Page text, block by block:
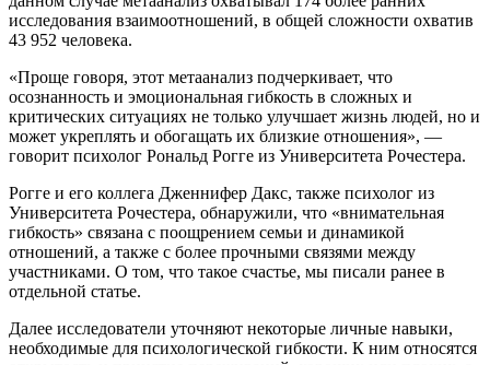
исследования взаимоотношений, в общей сложности охватив
43 952 человека.
«Проще говоря, этот метаанализ подчеркивает, что
осознанность и эмоциональная гибкость в сложных и
критических ситуациях не только улучшает жизнь людей, но и
может укреплять и обогащать их близкие отношения», —
говорит психолог Рональд Рогге из Университета Рочестера.
Рогге и его коллега Дженнифер Дакс, также психолог из
Университета Рочестера, обнаружили, что «внимательная
гибкость» связана с поощрением семьи и динамикой
отношений, а также с более прочными связями между
участниками. О том, что такое счастье, мы писали ранее в
отдельной статье.
Далее исследователи уточняют некоторые личные навыки,
необходимые для психологической гибкости. К ним относятся